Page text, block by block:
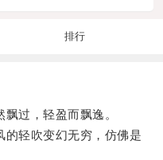
排行
过，轻盈而飘逸。
轻吹变幻无穷，仿佛是